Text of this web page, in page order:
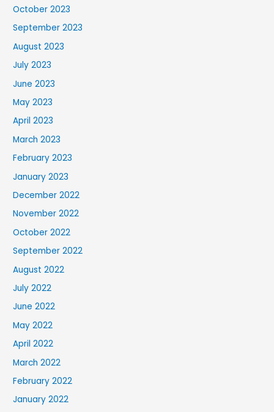
October 2023
September 2023
August 2023
July 2023
June 2023
May 2023
April 2023
March 2023
February 2023
January 2023
December 2022
November 2022
October 2022
September 2022
August 2022
July 2022
June 2022
May 2022
April 2022
March 2022
February 2022
January 2022